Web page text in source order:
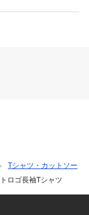
成。
Tシャツ・カットソー
ロゴ長袖Tシャツ